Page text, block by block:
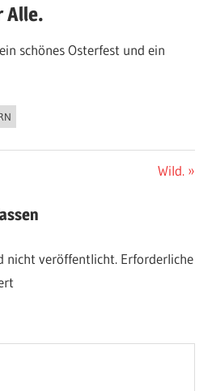
Alle.
schönes Osterfest und ein
Nächster
Wild.
nicht veröffentlicht. Erforderliche